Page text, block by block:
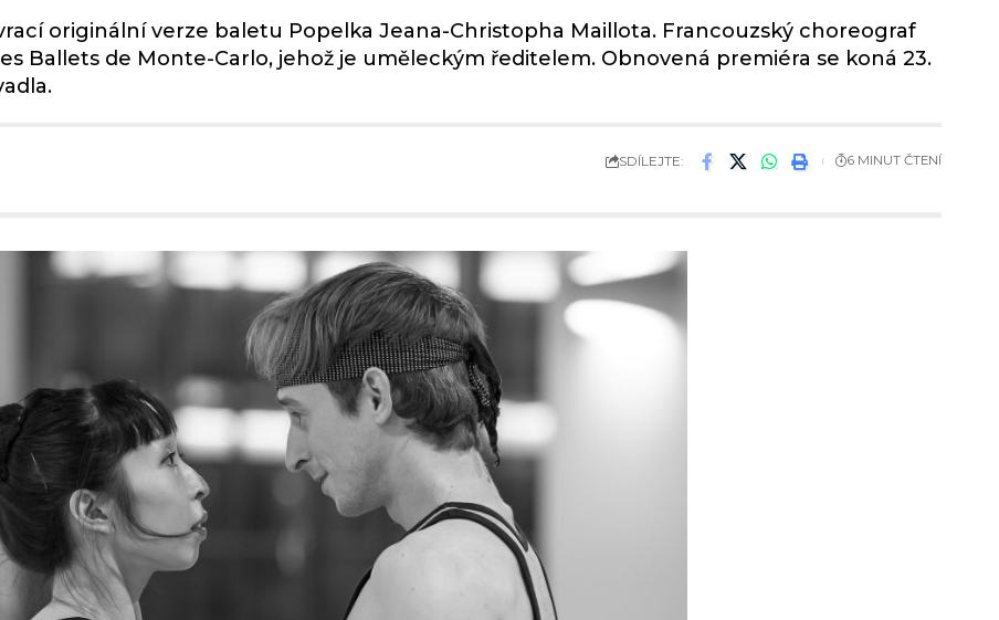
originální verze baletu Popelka Jeana-Christopha Maillota. Francouzský choreograf
Ballets de Monte-Carlo, jehož je uměleckým ředitelem. Obnovená premiéra se koná 23.
SDÍLEJTE: 6 MINUT ČTENÍ